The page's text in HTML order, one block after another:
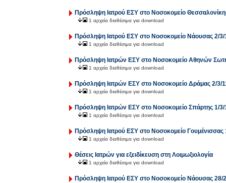
Πρόσληψη Ιατρού ΕΣΥ στο Νοσοκομείο
1 αρχεία διαθέσιμα για download
Πρόσληψη Ιατρού ΕΣΥ στο Νοσοκομείο Νάουσας 2/3/
1 αρχεία διαθέσιμα για download
Πρόσληψη Ιατρών ΕΣΥ στο Νοσοκομείο Αθηνών
1 αρχεία διαθέσιμα για download
Πρόσληψη Ιατρών ΕΣΥ στο Νοσοκομείο Δράμας 2/3/
1 αρχεία διαθέσιμα για download
Πρόσληψη Ιατρών ΕΣΥ στο Νοσοκομείο Σπάρτης 1/3/
1 αρχεία διαθέσιμα για download
Πρόσληψη Ιατρού ΕΣΥ στο Νοσοκομείο Γουμένισσας
1 αρχεία διαθέσιμα για download
Θέσεις Ιατρών για εξειδίκευση στη Λοιμωξιολογία
1 αρχεία διαθέσιμα για download
Πρόσληψη Ιατρού ΕΣΥ στο Νοσοκομείο Νάουσας 28/